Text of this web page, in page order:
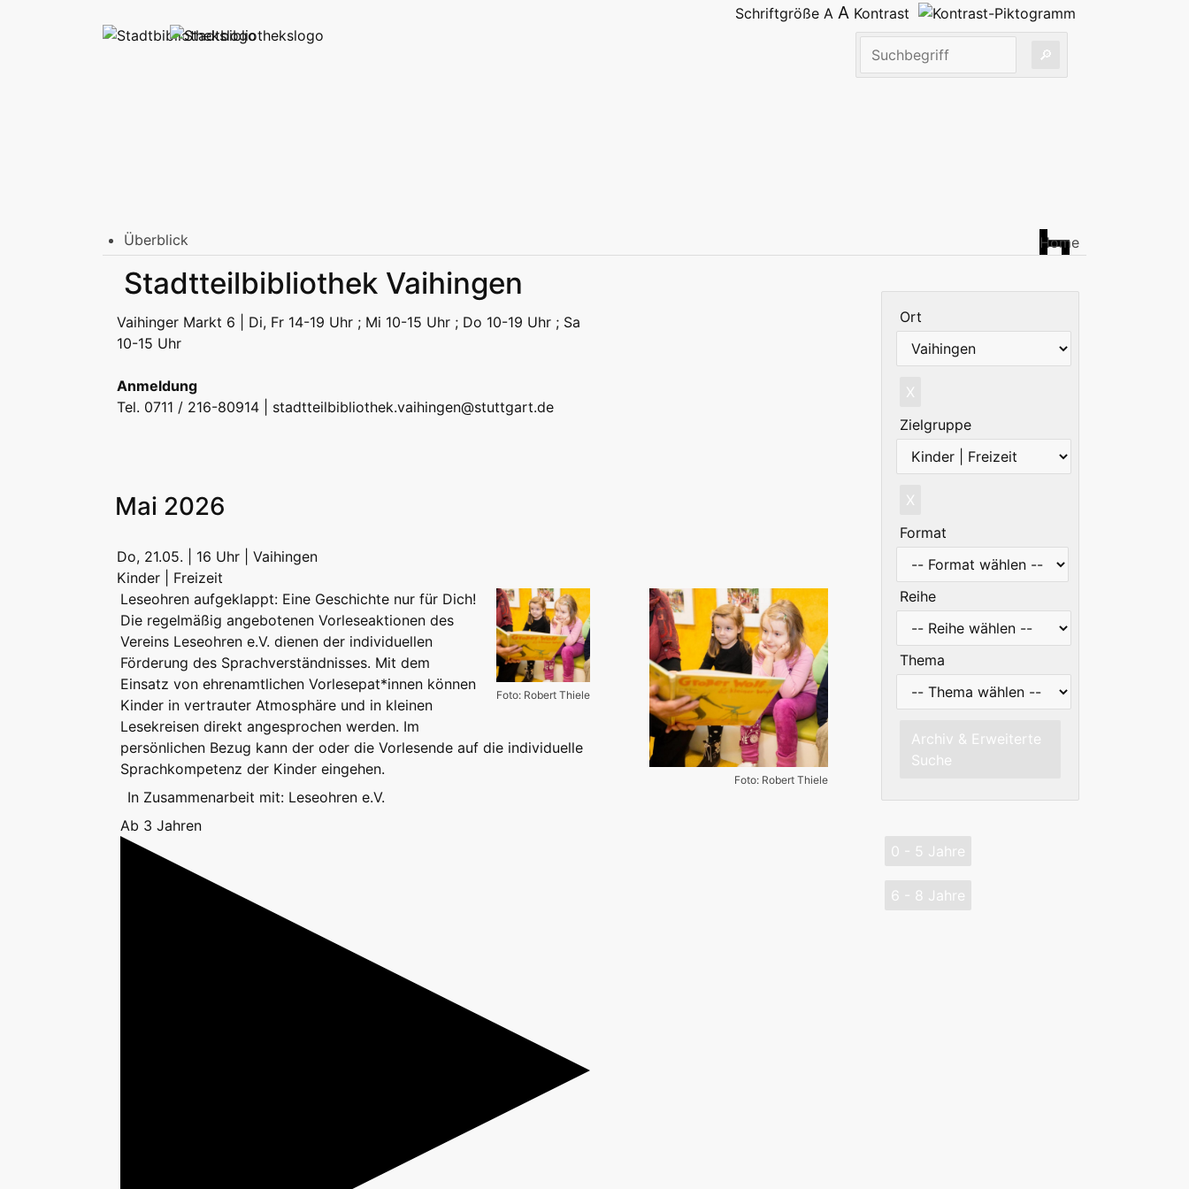
Schriftgröße A A Kontrast
Überblick
Stadtbibliothek am Mailänder Platz
Erwachsene Jugend | Freizeit Kinder | Freizeit Kitas | Schulen
Erwachsene Jugend | Freizeit Kinder | Freizeit Kitas | Schulen Alle
Podcast
Home
Ort
X
Zielgruppe
X
Format
Reihe
Thema
Archiv & Erweiterte
Suche
0 - 5 Jahre
6 - 8 Jahre
Stadtteilbibliothek Vaihingen
Vaihinger Markt 6 | Di, Fr 14-19 Uhr ; Mi 10-15 Uhr ; Do 10-19 Uhr ; Sa
10-15 Uhr
Anmeldung
Tel. 0711 / 216-80914 | stadtteilbibliothek.vaihingen@stuttgart.de
Mai 2026
Do, 21.05. | 16 Uhr | Vaihingen
Kinder | Freizeit
Foto: Robert Thiele
Leseohren aufgeklappt: Eine Geschichte nur für Dich!
Die regelmäßig angebotenen Vorleseaktionen des
Vereins Leseohren e.V. dienen der individuellen
Förderung des Sprachverständnisses. Mit dem
Einsatz von ehrenamtlichen Vorlesepat*innen können
Kinder in vertrauter Atmosphäre und in kleinen
Lesekreisen direkt angesprochen werden. Im
persönlichen Bezug kann der oder die Vorlesende auf die individuelle
Sprachkompetenz der Kinder eingehen.
In Zusammenarbeit mit: Leseohren e.V.
Ab 3 Jahren
Foto: Robert Thiele